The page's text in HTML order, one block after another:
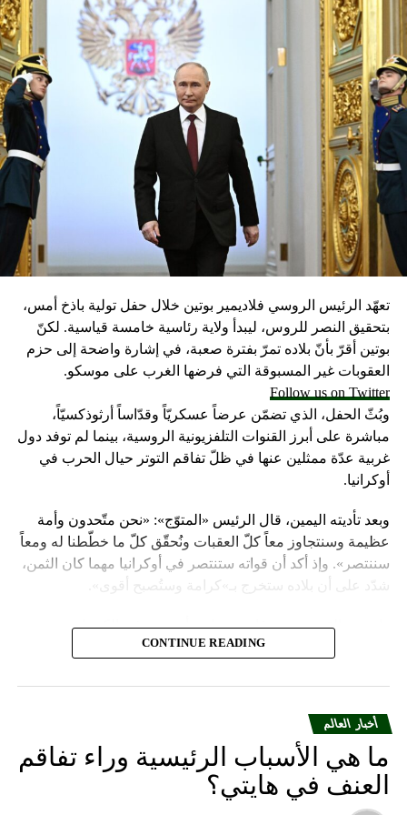
UP
الأولى للهجوم على الاستعراض العسكري في
DON'T MISS
مسؤول أميركي يقترح التنصت على ترامب… والوزير ينفي
تعهّد الرئيس الروسي فلاديمير بوتين خلال حفل تولية باذخ أمس،
بتحقيق النصر للروس، ليبدأ ولاية رئاسية خامسة قياسية. لكنّ
بوتين أقرّ بأنّ بلاده تمرّ بفترة صعبة، في إشارة واضحة إلى حزم
العقوبات غير المسبوقة التي فرضها الغرب على موسكو.
Follow us on Twitter
وبُثّ الحفل، الذي تضمّن عرضاً عسكريّاً وقدّاساً أرثوذكسيّاً،
مباشرة على أبرز القنوات التلفزيونية الروسية، بينما لم توفد دول
غربية عدّة ممثلين عنها في ظلّ تفاقم التوتر حيال الحرب في
أوكرانيا.
وبعد تأديته اليمين، قال الرئيس «المتوّج»: «نحن متّحدون وأمة
عظيمة وسنتجاوز معاً كلّ العقبات ونُحقّق كلّ ما خطّطنا له ومعاً
سننتصر». وإذ أكد أن قواته ستنتصر في أوكرانيا مهما كان الثمن،
شدّد على أن بلاده ستخرج بـ»كرامة وستُصبح أقوى».
واعتبر «القيصر» من قاعة «سانت أندروز» في الكرملين، حيث
استُقبل بتصفيق حار من المسؤولين الروس وأبرز الشخصيات
هائل ومسؤولية ومهمّة مقدّسة».
وبعدما وقف بمفرده تحت المطر بينما شاهد عرضاً عسكريّاً،
باركه رئيس الكنيسة الأرثوذكسية الروسية البطريرك كيريل الذي
قال: «فليكن الله في عونك لمواصلة المهمّة التي سخّرك لها»،
مشبّهاً بوتين بالحاكم في العصور الوسطى ألكسندر نيفسكي
CONTINUE READING
أخبار العالم
ما هي الأسباب الرئيسية وراء تفاقم
العنف في هايتي؟